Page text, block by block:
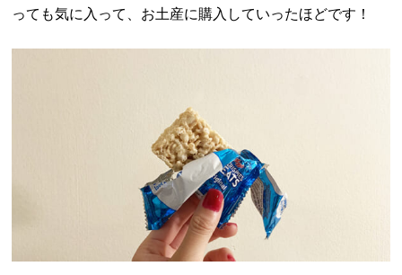
っても気に入って、お土産に購入していったほどです！